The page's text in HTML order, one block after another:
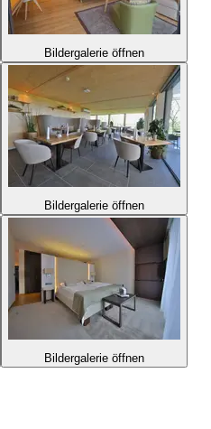
Bildergalerie öffnen
Bildergalerie öffnen
Bildergalerie öffnen